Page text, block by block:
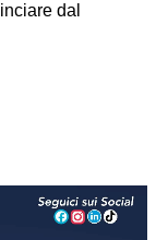
dal